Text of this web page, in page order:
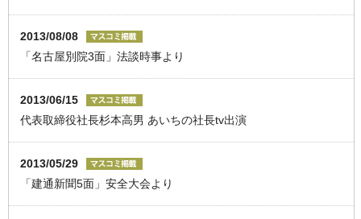
2013/08/08
「名古屋別院3面」法談時事より
2013/06/15
代表取締役社長杉本高男 あいちの社長tv出演
2013/05/29
「建通新聞5面」安全大会より